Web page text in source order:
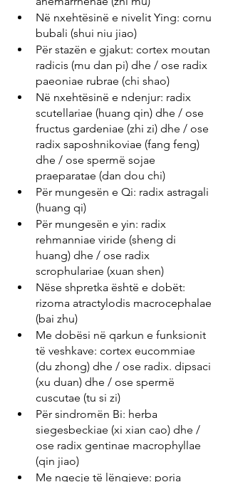
Në nxehtësinë e nivelit Ying: cornu
bubali (shui niu jiao)
Për stazën e gjakut: cortex moutan
radicis (mu dan pi) dhe / ose radix
paeoniae rubrae (chi shao)
Në nxehtësinë e ndenjur: radix
scutellariae (huang qin) dhe / ose
fructus gardeniae (zhi zi) dhe / ose
radix saposhnikoviae (fang feng)
dhe / ose spermë sojae
praeparatae (dan dou chi)
Për mungesën e Qi: radix astragali
(huang qi)
Për mungesën e yin: radix
rehmanniae viride (sheng di
huang) dhe / ose radix
scrophulariae (xuan shen)
Nëse shpretka është e dobët:
rizoma atractylodis macrocephalae
(bai zhu)
Me dobësi në qarkun e funksionit
të veshkave: cortex eucommiae
(du zhong) dhe / ose radix. dipsaci
(xu duan) dhe / ose spermë
cuscutae (tu si zi)
Për sindromën Bi: herba
siegesbeckiae (xi xian cao) dhe /
ose radix gentinae macrophyllae
(qin jiao)
Me ngecje të lëngjeve: poria